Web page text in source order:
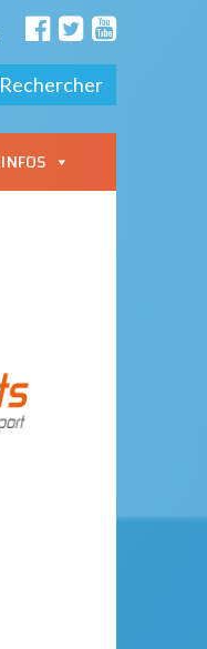
Rechercher
INFOS